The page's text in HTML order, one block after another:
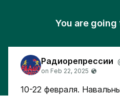
You are
Радиорепрессии
10-22 февраля.